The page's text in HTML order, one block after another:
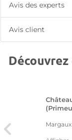
Avis des experts
Avis client